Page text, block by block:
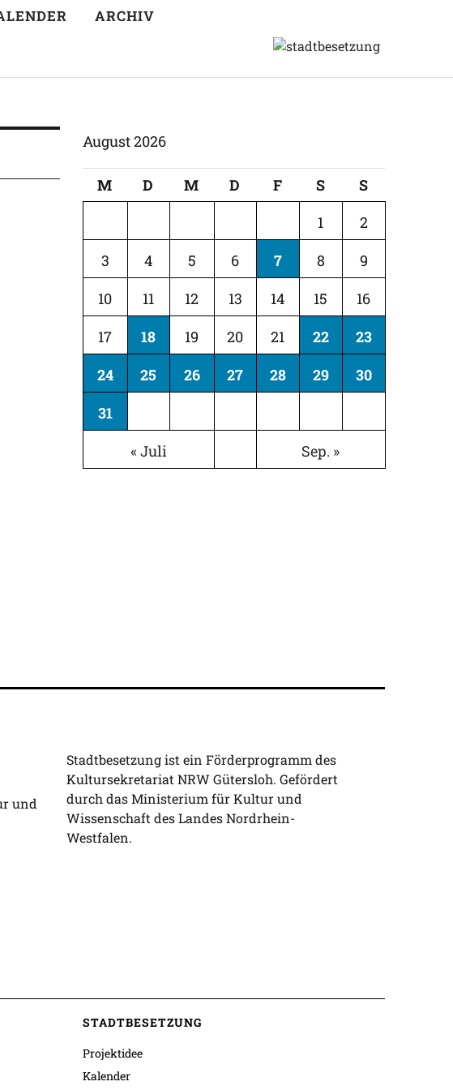
ARCHIV
August 2026
M D M D F S
S
1
2
3
4 5 6 7 8
9
10
11 12 13 14 15
16
17
18 19 20 21 22
23
24
25 26 27 28 29
30
31
« Juli
Sep. »
Stadtbesetzung ist ein Förderprogramm des
Kultursekretariat NRW Gütersloh. Gefördert
durch das Ministerium für Kultur und
Wissenschaft des Landes Nordrhein-
Westfalen.
STADTBESETZUNG
Projektidee
Kalender